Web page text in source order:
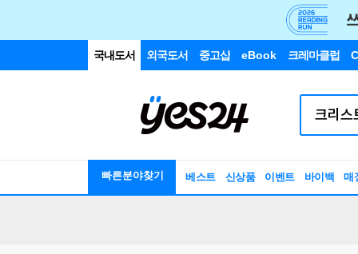
국내도서 외국도서 중고샵 eBook 크레마클럽
빠른분야찾기 베스트 신상품 이벤트 바이백 매